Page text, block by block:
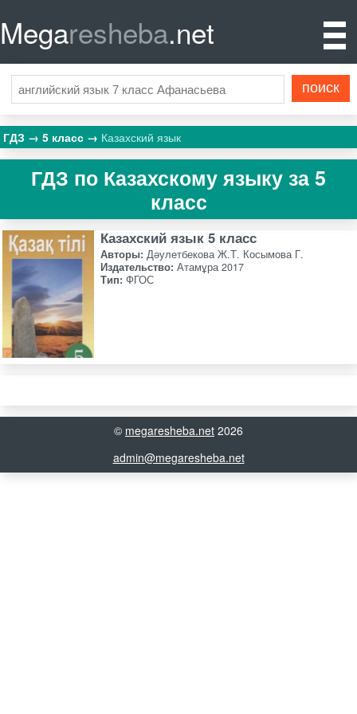
Megaresheba.net
ГДЗ 5 класс Казахский язык
ГДЗ по Казахскому языку за 5
класс
Казахский язык 5 класс
Авторы: Дәулетбекова Ж.Т. Косымова Г.
Издательство: Атамұра 2017
Тип: ФГОС